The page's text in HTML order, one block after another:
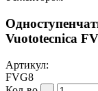
Vuototecnica
Артикул:
FVG8